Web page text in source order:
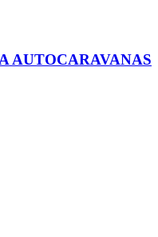
AUTOCARAVANAS